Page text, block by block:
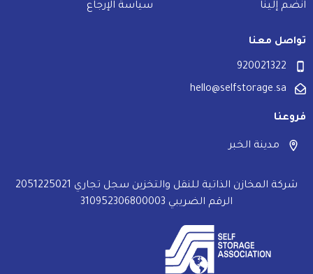
انضم إلينا سياسة الإرجاع
تواصل معنا
920021322
hello@selfstorage.sa
فروعنا
مدينة الخبر
شركة المخازن الذاتية للنقل والتخزين سجل تجاري 2051225021
الرقم الضريبي 310952306800003